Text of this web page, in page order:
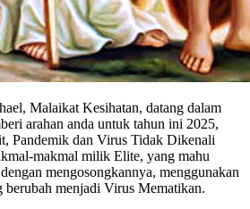
Malaikat Kesihatan, datang dalam
arahan anda untuk tahun ini 2025,
Pandemik dan Virus Tidak Dikenali
makmal milik Elite, yang mahu
mengosongkannya, menggunakan
berubah menjadi Virus Mematikan.